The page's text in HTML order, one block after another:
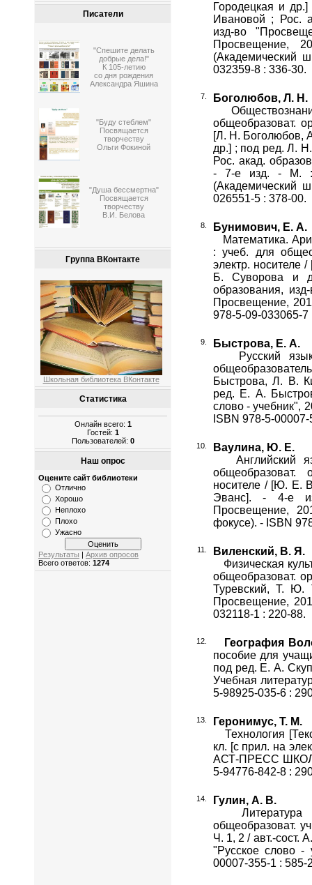
Писатели
"Спешите делать
добрые дела!"
К 105-летию
со дня рождения
Александра Яшина
"Буду стеблем"
Посвящается
творчеству
Ольги Фокиной
"Душа бессмертна"
Посвящается
творчеству
В.И. Белова
Группа ВКонтакте
Школьная библиотека ВКонтакте
Статистика
Онлайн всего: 1
Гостей: 1
Пользователей: 0
Наш опрос
Оцените сайт библиотеки
Отлично
Хорошо
Неплохо
Плохо
Ужасно
Результаты
Архив опросов
Всего ответов: 1274
Городецкая и
Ивановой ; Рос.
изд-во
Просвещение,
(Академический
032359-8 : 336-30.
Боголюбов, Л. Н.
общеобразоват.
[Л. Н. Боголюбов,
др.] ; под ред. Л.
Рос. акад.
- 7-е изд. - М. :
(Академический
026551-5 : 378-00.
Бунимович, Е. А.
Математика.
: учеб. для
электр.
Б. Суворова и
образования,
Просвещение,
978-5-09-033065-7
Быстрова, Е. А.
Русский язык
Быстрова, Л. В.
ред. Е. А.
слово - учебник",
ISBN 978-5-
Ваулина, Ю. Е.
Английский
носителе / [Ю. Е.
Эванс]. - 4-е
Просвещение,
фокусе). - ISBN
Виленский, В. Я.
Физическая
общеобразоват.
Туревский, Т.
Просвещение,
032118-1 : 220-88.
География
пособие для
под ред. Е. А.
Учебная
5-98925-035-6 :
Геронимус, Т. М.
Технология
кл. [с прил. на
АСТ-ПРЕСС
5-94776-842-8 :
Гулин, А. В.
Литература
общеобразоват.
Ч. 1, 2 / авт.-
"Русское слово -
00007-355-1 : 585-